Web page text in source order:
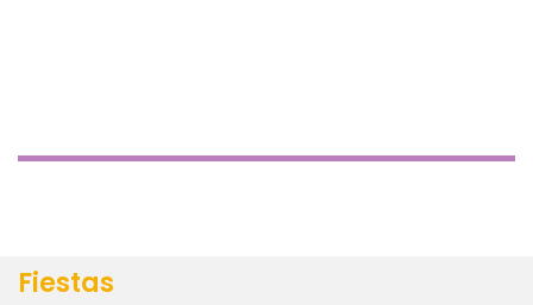
Fiestas